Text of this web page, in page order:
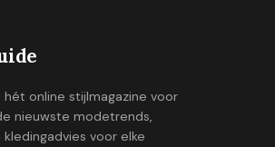
hét online stijlmagazine voor
nieuwste modetrends,
voor elke